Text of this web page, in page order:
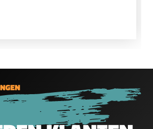
voor de schietsport. Ze